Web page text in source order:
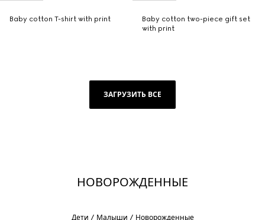
Baby cotton T-shirt with print
Baby cotton two-piece gift set
with print
ЗАГРУЗИТЬ ВСЕ
НОВОРОЖДЕННЫЕ
Дети Малыши Новорожденные